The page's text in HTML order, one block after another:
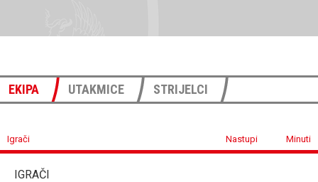
EKIPA UTAKMICE STRIJELCI
Igrači Nastupi Minuti
IGRAČI